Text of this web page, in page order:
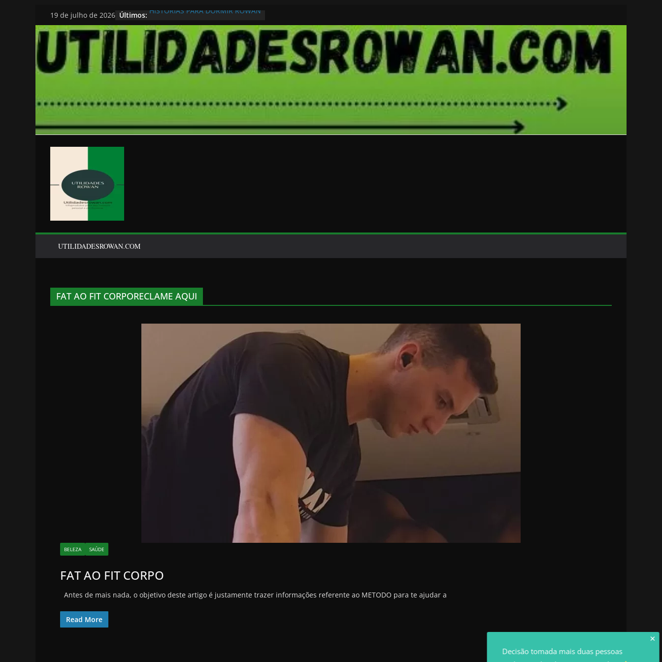
Pular
para
o
conteúdo
19 de julho de 2026 Últimos: HISTORIAS PARA DORMIR ROWAN
UTILIDADESROWAN.COM
FAT AO FIT CORPORECLAME AQUI
BELEZA SAÚDE
FAT AO FIT CORPO
Antes de mais nada, o objetivo deste artigo é justamente trazer informações referente ao METODO para te ajudar a
Read More
✕
Decisão tomada mais duas pessoas